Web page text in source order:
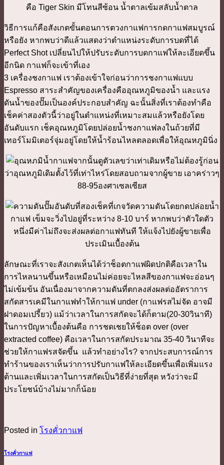
คือ Tiger Skin มีโทนสีซ้อน น้ำตาลเข้มสลับน้ำตาล
วิธีการแก้คือสังเกตขั้นตอนการตวงกาแฟการกดกาแฟสมบูรณ์
หรือยัง หากพบว่าดีแล้วแสดงว่าตำแหน่งระดับการบดที่ได้
Perfect Shot เปลี่ยนไปให้ปรับระดับการบดกาแฟให้ละเอียดขึ้น
อีกนิด กาแฟก็จะเข้าที่เอง
3 เครื่องชงกาแฟ เราต้องเข้าใจก่อนว่าการชงกาแฟแบบ
Espresso สาระสำคัญของเครื่องคืออุณหภูมิของน้ำ และแรง
ดันน้ำของปั๊มเป็นองค์ประกอบสำคัญ ฉะนั้นสิ่งที่เราต้องทำคือ
เช็คค่าสองตัวนี้ว่าอยู่ในตำแหน่งที่เหมาะสมแล้วหรือยังโดย
อันดับแรก เช็คอุณหภูมิโดยปล่อยน้ำชงกาแฟลงในถ้วยที่มี
เทอร์โมมิเตอร์จุ่มอยู่โดยให้น้ำร้อนไหลตลอดเพื่อให้อุณหภูมินิ่ง
จากนั้นดูตัวเลขว่าเท่าเดิมหรือไม่ต้องรู้ก่อน
ว่าอุณหภูมิเดิมตั้งไว้ที่เท่าไหร่โดยสอบถามจากผู้ขาย เอาคร่าวๆ
88-95องศาเซลเซียส
อันดับที่สองเช็คที่เกจวัดความดันโดยกดปล่อยน้ำ
กาแฟ เข็มจะวิ่งไปอยู่ที่ระหว่าง 8-10 บาร์ หากพบว่าตัวใดตัว
หนึ่งมีค่าไม่ถึงจะส่งผลต่อกาแฟทันที ให้แจ้งไปยังผู้ขายเพื่อ
ประเมินเบื้องต้น
ลักษณะที่เราจะสังเกตเห็นได้ว่าช็อตกาแฟผิดปกติคือเวลาใน
การไหลนานขึ้นหรือเหมือนไม่ค่อยจะไหลสีของกาแฟจะอ่อนๆ
ไม่เข้มข้น อันเนื่องมาจากความดันที่ตกลงส่งผลต่ออัตราการ
สกัดสารเคมีในกาแฟทำให้กาแฟ under (กาแฟรสไม่จัด อาจมี
ฝาดอมเปรี้ยว) แม้ว่าเวลาในการสกัดจะได้ก็ตาม(20-30วินาที)
ในการปัญหาเบื้องต้นคือ การชดเชยให้ช็อต over (over
extracted coffee) คือเวลาในการสกัดประมาณ 35-40 วินาทีจะ
ช่วยให้กาแฟรสจัดขึ้น แล้วทำอย่างไร? จากประสบการณ์การ
ทำร้านของเราเห็นว่าการปรับกาแฟให้ละเอียดขึ้นเพื่อเพิ่มแรง
ต้านและเพิ่มเวลาในการสกัดเป็นวิธีที่ง่ายที่สุด หวังว่าจะมี
ประโยชน์บ้างไม่มากก็น้อย
Posted in โรงคั่วกาแฟ
โรงคั่วกาแฟ